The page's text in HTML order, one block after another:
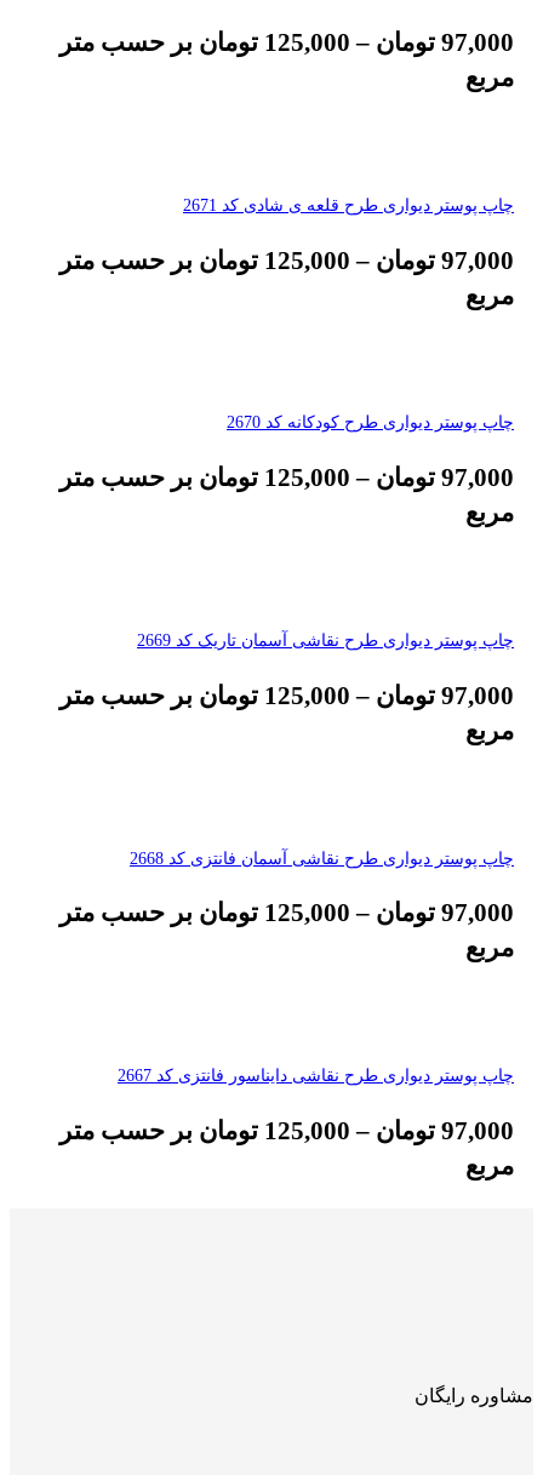
97,000 تومان –
125,000 تومان بر حسب متر
مربع
چاپ پوستر دیواری طرح قلعه ی شادی کد 2671
97,000 تومان –
125,000 تومان بر حسب متر
مربع
چاپ پوستر دیواری طرح کودکانه کد 2670
97,000 تومان –
125,000 تومان بر حسب متر
مربع
چاپ پوستر دیواری طرح نقاشی آسمان تاریک کد 2669
97,000 تومان –
125,000 تومان بر حسب متر
مربع
چاپ پوستر دیواری طرح نقاشی آسمان فانتزی کد 2668
97,000 تومان –
125,000 تومان بر حسب متر
مربع
چاپ پوستر دیواری طرح نقاشی دایناسور فانتزی کد 2667
97,000 تومان –
125,000 تومان بر حسب متر
مربع
مشاوره رایگان